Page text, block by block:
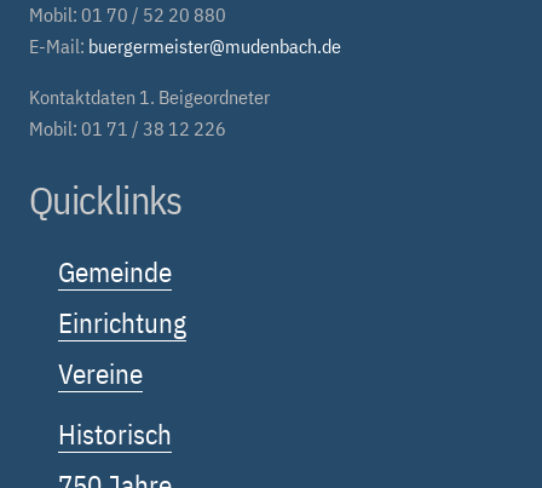
Mobil: 01 70 / 52 20 880
E-Mail: buergermeister@mudenbach.de
Kontaktdaten 1. Beigeordneter
Mobil: 01 71 / 38 12 226
Quicklinks
Gemeinde
Einrichtung
Vereine
Historisch